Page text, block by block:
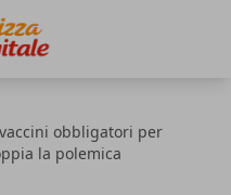
obbligatori per
la polemica